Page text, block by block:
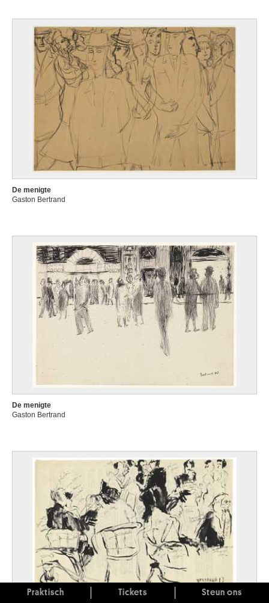
De menigte
Gaston Bertrand
De menigte
Gaston Bertrand
Praktisch Tickets Steun ons